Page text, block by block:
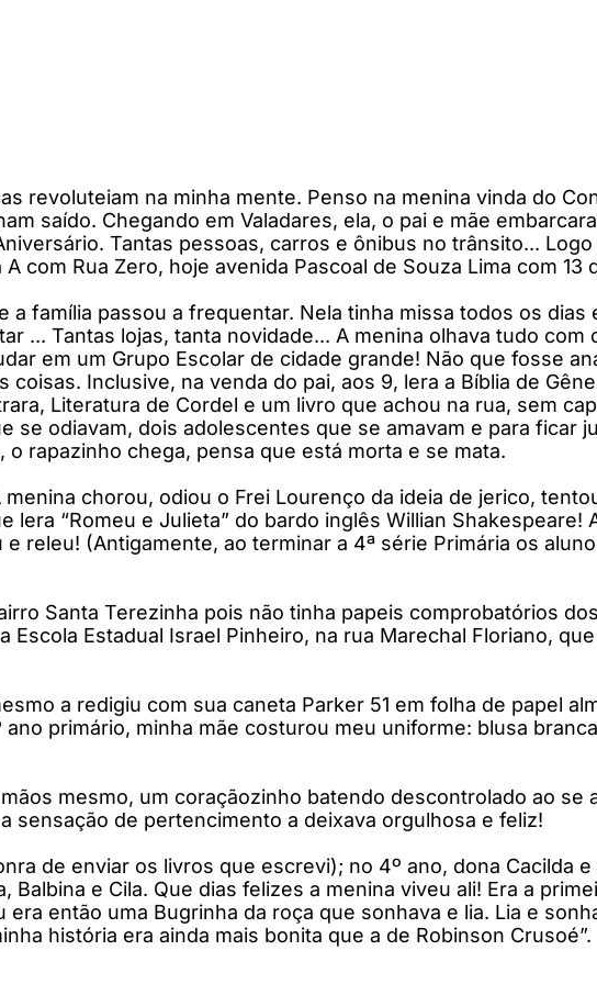
revoluteiam na minha mente. Penso na menina vinda do
saído. Chegando em Valadares, ela, o pai e mãe
Tantas pessoas, carros e ônibus no trânsito...
com Rua Zero, hoje avenida Pascoal de Souza Lima com 13
família passou a frequentar. Nela tinha missa todos os dias
... Tantas lojas, tanta novidade... A menina olhava tudo
em um Grupo Escolar de cidade grande! Não que fosse
Inclusive, na venda do pai, aos 9, lera a Bíblia de
Literatura de Cordel e um livro que achou na rua, sem
se odiavam, dois adolescentes que se amavam e para ficar
rapazinho chega, pensa que está morta e se mata.
chorou, odiou o Frei Lourenço da ideia de jerico,
“Romeu e Julieta” do bardo inglês Willian Shakespeare!
releu! (Antigamente, ao terminar a 4ª série Primária os
Santa Terezinha pois não tinha papeis comprobatórios
Estadual Israel Pinheiro, na rua Marechal Floriano,
a redigiu com sua caneta Parker 51 em folha de papel
primário, minha mãe costurou meu uniforme: blusa
mesmo, um coraçãozinho batendo descontrolado ao se
sensação de pertencimento a deixava orgulhosa e feliz!
de enviar os livros que escrevi); no 4º ano, dona Cacilda
e Cila. Que dias felizes a menina viveu ali! Era a
então uma Bugrinha da roça que sonhava e lia. Lia e
história era ainda mais bonita que a de Robinson Crusoé”.